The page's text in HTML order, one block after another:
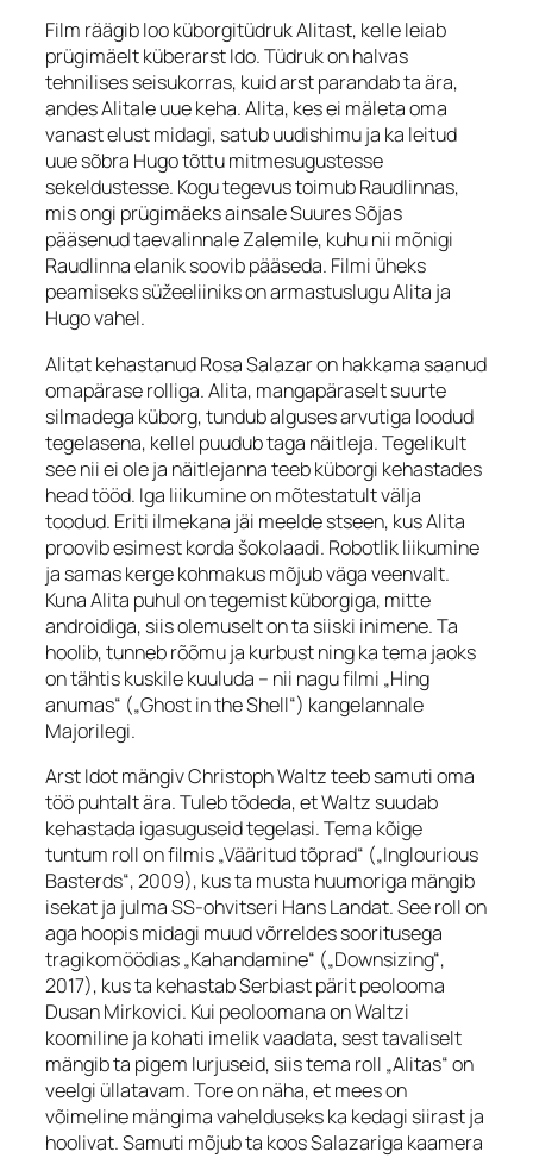
Film räägib loo küborgitüdruk Alitast, kelle leiab
prügimäelt küberarst Ido. Tüdruk on halvas
tehnilises seisukorras, kuid arst parandab ta ära,
andes Alitale uue keha. Alita, kes ei mäleta oma
vanast elust midagi, satub uudishimu ja ka leitud
uue sõbra Hugo tõttu mitmesugustesse
sekeldustesse. Kogu tegevus toimub Raudlinnas,
mis ongi prügimäeks ainsale Suures Sõjas
pääsenud taevalinnale Zalemile, kuhu nii mõnigi
Raudlinna elanik soovib pääseda. Filmi üheks
peamiseks süžeeliiniks on armastuslugu Alita ja
Hugo vahel.
Alitat kehastanud Rosa Salazar on hakkama saanud
omapärase rolliga. Alita, mangapäraselt suurte
silmadega küborg, tundub alguses arvutiga loodud
tegelasena, kellel puudub taga näitleja. Tegelikult
see nii ei ole ja näitlejanna teeb küborgi kehastades
head tööd. Iga liikumine on mõtestatult välja
toodud. Eriti ilmekana jäi meelde stseen, kus Alita
proovib esimest korda šokolaadi. Robotlik liikumine
ja samas kerge kohmakus mõjub väga veenvalt.
Kuna Alita puhul on tegemist küborgiga, mitte
androidiga, siis olemuselt on ta siiski inimene. Ta
hoolib, tunneb rõõmu ja kurbust ning ka tema jaoks
on tähtis kuskile kuuluda – nii nagu filmi „Hing
anumas“ („Ghost in the Shell“) kangelannale
Majorilegi.
Arst Idot mängiv Christoph Waltz teeb samuti oma
töö puhtalt ära. Tuleb tõdeda, et Waltz suudab
kehastada igasuguseid tegelasi. Tema kõige
tuntum roll on filmis „Vääritud tõprad“ („Inglourious
Basterds“, 2009), kus ta musta huumoriga mängib
isekat ja julma SS-ohvitseri Hans Landat. See roll on
aga hoopis midagi muud võrreldes sooritusega
tragikomöödias „Kahandamine“ („Downsizing“,
2017), kus ta kehastab Serbiast pärit peolooma
Dusan Mirkovici. Kui peoloomana on Waltzi
koomiline ja kohati imelik vaadata, sest tavaliselt
mängib ta pigem lurjuseid, siis tema roll „Alitas“ on
veelgi üllatavam. Tore on näha, et mees on
võimeline mängima vahelduseks ka kedagi siirast ja
hoolivat. Samuti mõjub ta koos Salazariga kaamera